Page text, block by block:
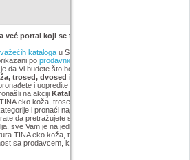
portal koji se trudi da uštedi vaš novac.
važećih katalogau Srbiji, sa popustima i sniženim
po prodavnicama
da Vi budete što bolje informisani o popustima i ceni
trosed, dvosed i fotelja
i uopredite cenu za Garnitura TINA eko koža,
na akcijiKatalog akcija Forma Ideale februar
eko koža, trosed, dvosed i fotelja u grupi . Vrlo lako
i pronaći najnižu cenu za Garnitura TINA eko
da pretražujete sve sajtove za artikal Garnitura
sve Vam je na jednom mestu. AkcijskaPonuda.rs
TINA eko koža, trosed, dvosed i fotelja, ali je ipak
sa prodavcem, kao i načinu isporuke i plaćanja.